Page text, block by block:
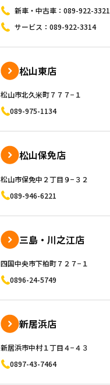
新車・中古車： 089-922-3321
サービス： 089-922-3314
松山東店
松山市北久米町７７７−１
089-975-1134
松山保免店
松山市保免中２丁目９−３２
089-946-6221
三島・川之江店
四国中央市下柏町７２７−１
0896-24-5749
新居浜店
新居浜市中村１丁目４−４３
0897-43-7464